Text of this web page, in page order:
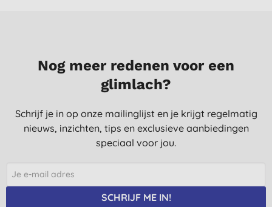
Nog meer redenen voor een
glimlach?
Schrijf je in op onze mailinglijst en je krijgt regelmatig
nieuws, inzichten, tips en exclusieve aanbiedingen
speciaal voor jou.
SCHRIJF ME IN!